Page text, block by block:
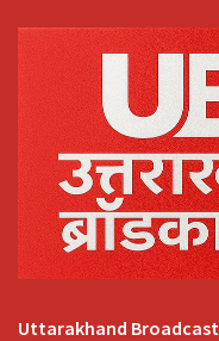
Uttarakhand Broadcast